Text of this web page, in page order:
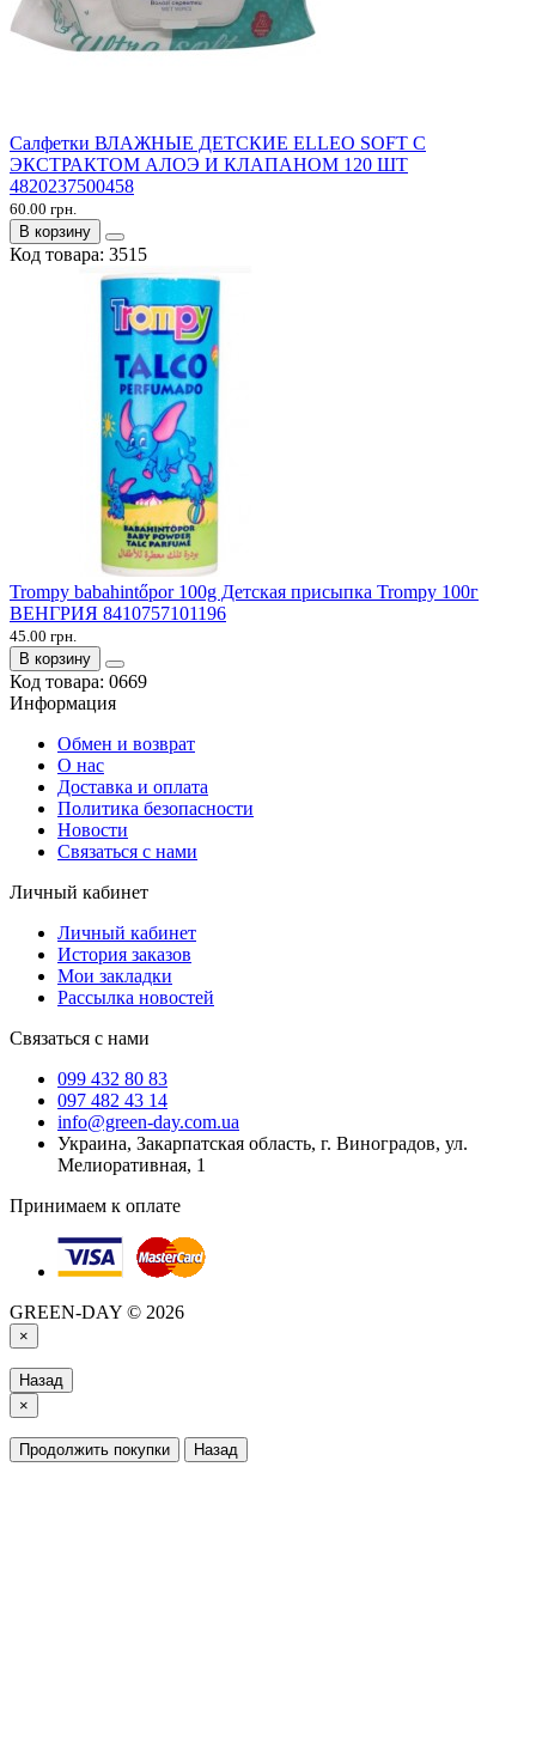
Салфетки ВЛАЖНЫЕ ДЕТСКИЕ ELLEO SOFT С
ЭКСТРАКТОМ АЛОЭ И КЛАПАНОМ 120 ШТ
4820237500458
60.00 грн.
В корзину
Код товара: 3515
Trompy babahintőpor 100g Детская присыпка Trompy 100г
ВЕНГРИЯ 8410757101196
45.00 грн.
В корзину
Код товара: 0669
Информация
Обмен и возврат
О нас
Доставка и оплата
Политика безопасности
Новости
Связаться с нами
Личный кабинет
Личный кабинет
История заказов
Мои закладки
Рассылка новостей
Связаться с нами
099 432 80 83
097 482 43 14
info@green-day.com.ua
Украина, Закарпатская область, г. Виноградов, ул.
Мелиоративная, 1
Принимаем к оплате
GREEN-DAY © 2026
×
Назад
×
Продолжить покупки Назад